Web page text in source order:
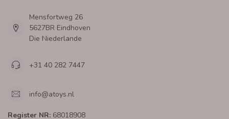
Mensfortweg 26
5627BR Eindhoven
Die Niederlande
+31 40 282 7447
info@atoys.nl
Register NR: 68018908